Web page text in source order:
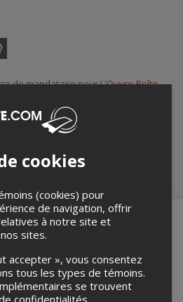
de mandataire pourL'Ouvre-Boîte
de cet événement, veuillez
L'Ouvre-Boîte culturel
que vous n'êtes pas un
ci-bas.
cookies
(cookies) pour
de navigation, offrir
à notre site et
sites.
accepter », vous consentez
tous les types de témoins.
se trouvent
confidentialités.